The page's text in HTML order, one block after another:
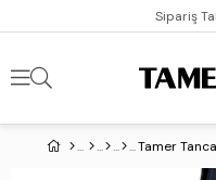
Sipariş
Tamer